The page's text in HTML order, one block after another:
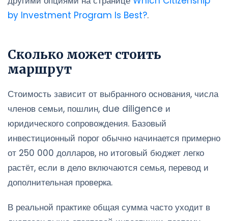
by Investment Program Is Best?.
Сколько может стоить
маршрут
Стоимость зависит от выбранного основания, числа
членов семьи, пошлин, due diligence и
юридического сопровождения. Базовый
инвестиционный порог обычно начинается примерно
от 250 000 долларов, но итоговый бюджет легко
растёт, если в дело включаются семья, перевод и
дополнительная проверка.
В реальной практике общая сумма часто уходит в